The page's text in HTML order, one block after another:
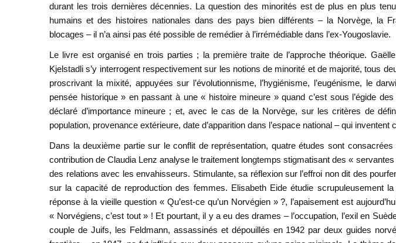
durant les trois dernières décennies. La question des minorités est de plus en plus
humains et des histoires nationales dans des pays bien différents – la Norvège, la
blocages – il n’a ainsi pas été possible de remédier à l’irrémédiable dans l’ex-Yougoslavie.
Le livre est organisé en trois parties ; la première traite de l’approche théorique.
Kjelstadli s’y interrogent respectivement sur les notions de minorité et de majorité, tous
proscrivant la mixité, appuyées sur l’évolutionnisme, l’hygiénisme, l’eugénisme, le
pensée historique » en passant à une « histoire mineure » quand c’est sous l’égide
déclaré d’importance mineure ; et, avec le cas de la Norvège, sur les critères de
population, provenance extérieure, date d’apparition dans l’espace national – qui inventent
Dans la deuxième partie sur le conflit de représentation, quatre études sont
contribution de Claudia Lenz analyse le traitement longtemps stigmatisant des «
des relations avec les envahisseurs. Stimulante, sa réflexion sur l’effroi non dit des
sur la capacité de reproduction des femmes. Elisabeth Eide étudie scrupuleusement
réponse à la vieille question « Qu’est-ce qu’un Norvégien » ?, l’apaisement est
« Norvégiens, c’est tout » ! Et pourtant, il y a eu des drames – l’occupation, l’exil en
couple de Juifs, les Feldmann, assassinés et dépouillés en 1942 par deux guides